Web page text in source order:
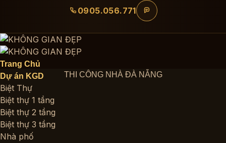
dung
0905.056.771
Trang Chủ
Dự án KGD
Biệt Thự
Biệt thự 1 tầng
Biệt thự 2 tầng
Biệt thự 3 tầng
Nhà phố
THI CÔNG NHÀ ĐÀ NẴNG